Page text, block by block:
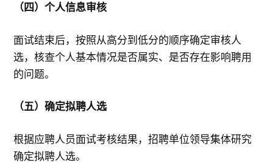
（四）个人信息审核
面试结束后，按照从高分到低分的顺序确定审核人
选，核查个人基本情况是否属实、是否存在影响聘用
的问题。
（五）确定拟聘人选
根据应聘人员面试考核结果，招聘单位领导集体研究
确定拟聘人选。